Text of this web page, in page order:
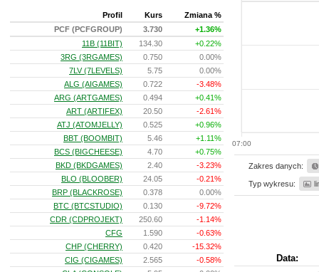
07:00
Zakres danych:
Typ wykresu:
Data:
Profil Kurs
Zmiana %
PCF (PCFGROUP)
3.730
+1.36%
11B (11BIT)
134.30
+0.22%
3RG (3RGAMES)
0.750
0.00%
7LV (7LEVELS)
5.75
0.00%
ALG (AIGAMES)
0.722
-3.48%
ARG (ARTGAMES)
0.494
+0.41%
ART (ARTIFEX)
20.50
-2.61%
ATJ (ATOMJELLY)
0.525
+0.96%
BBT (BOOMBIT)
5.46
+1.11%
BCS (BIGCHEESE)
4.70
+0.75%
BKD (BKDGAMES)
2.40
-3.23%
BLO (BLOOBER)
24.05
-0.21%
BRP (BLACKROSE)
0.378
0.00%
BTC (BTCSTUDIO)
0.130
-9.72%
CDR (CDPROJEKT)
250.60
-1.14%
CFG
1.590
-0.63%
CHP (CHERRY)
0.420
-15.32%
CIG (CIGAMES)
2.565
-0.58%